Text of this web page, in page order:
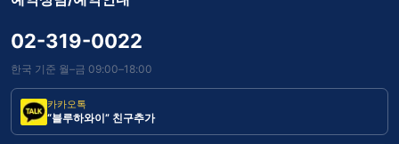
02-319-0022
한국 기준 월–금 09:00–18:00
카카오톡
“블루하와이” 친구추가